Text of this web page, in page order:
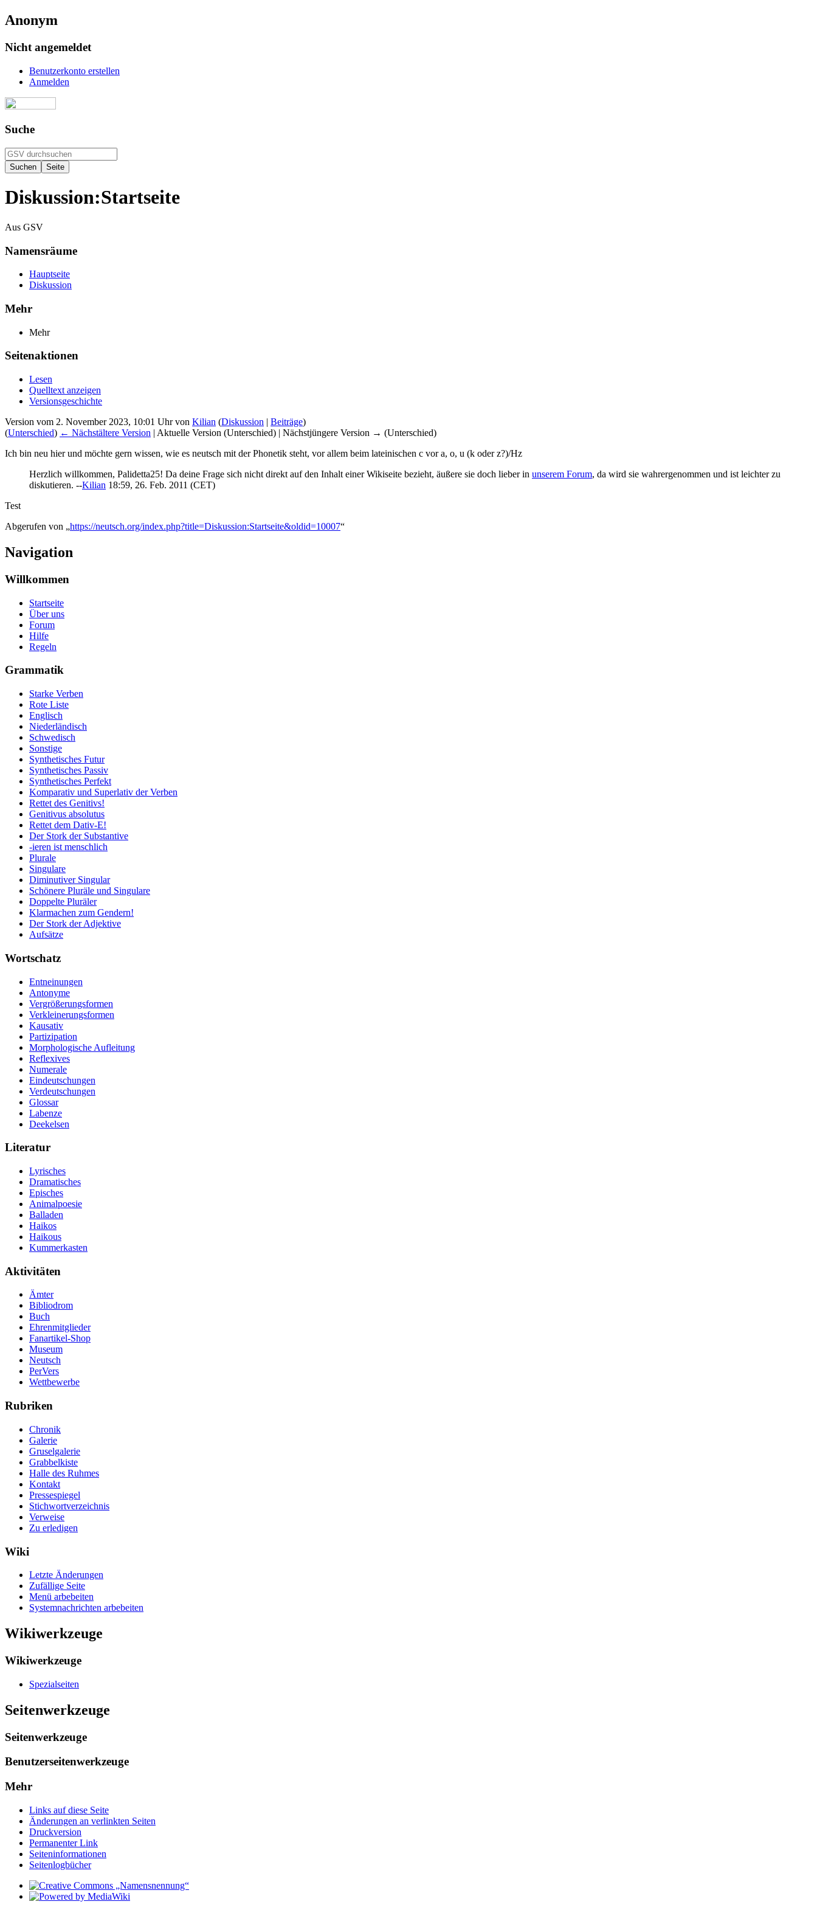
Anonym
Nicht angemeldet
Benutzerkonto erstellen
Anmelden
Suche
Diskussion:Startseite
Aus GSV
Namensräume
Hauptseite
Diskussion
Mehr
Mehr
Seitenaktionen
Lesen
Quelltext anzeigen
Versionsgeschichte
Version vom 2. November 2023, 10:01 Uhr von Kilian (Diskussion | Beiträge)
(Unterschied) ← Nächstältere Version | Aktuelle Version (Unterschied) | Nächstjüngere Version → (Unterschied)
Ich bin neu hier und möchte gern wissen, wie es neutsch mit der Phonetik steht, vor allem beim lateinischen c vor a, o, u (k oder z?)/Hz
Herzlich willkommen, Palidetta25! Da deine Frage sich nicht direkt auf den Inhalt einer Wikiseite bezieht, äußere sie doch lieber in unserem Forum, da wird sie wahrergenommen und ist leichter zu
diskutieren. --Kilian 18:59, 26. Feb. 2011 (CET)
Test
Abgerufen von „https://neutsch.org/index.php?title=Diskussion:Startseite&oldid=10007“
Navigation
Willkommen
Startseite
Über uns
Forum
Hilfe
Regeln
Grammatik
Starke Verben
Rote Liste
Englisch
Niederländisch
Schwedisch
Sonstige
Synthetisches Futur
Synthetisches Passiv
Synthetisches Perfekt
Komparativ und Superlativ der Verben
Rettet des Genitivs!
Genitivus absolutus
Rettet dem Dativ-E!
Der Stork der Substantive
-ieren ist menschlich
Plurale
Singulare
Diminutiver Singular
Schönere Pluräle und Singulare
Doppelte Pluräler
Klarmachen zum Gendern!
Der Stork der Adjektive
Aufsätze
Wortschatz
Entneinungen
Antonyme
Vergrößerungsformen
Verkleinerungsformen
Kausativ
Partizipation
Morphologische Aufleitung
Reflexives
Numerale
Eindeutschungen
Verdeutschungen
Glossar
Labenze
Deekelsen
Literatur
Lyrisches
Dramatisches
Episches
Animalpoesie
Balladen
Haikos
Haikous
Kummerkasten
Aktivitäten
Ämter
Bibliodrom
Buch
Ehrenmitglieder
Fanartikel-Shop
Museum
Neutsch
PerVers
Wettbewerbe
Rubriken
Chronik
Galerie
Gruselgalerie
Grabbelkiste
Halle des Ruhmes
Kontakt
Pressespiegel
Stichwortverzeichnis
Verweise
Zu erledigen
Wiki
Letzte Änderungen
Zufällige Seite
Menü arbebeiten
Systemnachrichten arbebeiten
Wikiwerkzeuge
Wikiwerkzeuge
Spezialseiten
Seitenwerkzeuge
Seitenwerkzeuge
Benutzerseitenwerkzeuge
Mehr
Links auf diese Seite
Änderungen an verlinkten Seiten
Druckversion
Permanenter Link
Seiten­­informationen
Seitenlogbücher